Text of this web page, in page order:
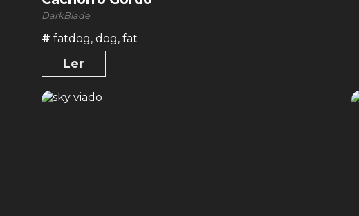
DarkBlade
# fatdog, dog, fat
Ler